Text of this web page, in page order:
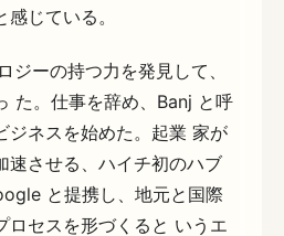
じている。
ジーの持つ力を発見して、
た。仕事を辞め、Banj と呼
ジネスを始めた。起業 家が
速させる、ハイチ初のハブ
と提携し、地元と国際
ロセスを形づくると いうエ